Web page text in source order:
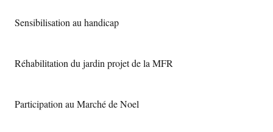
Sensibilisation au handicap
Réhabilitation du jardin projet de la MFR
Participation au Marché de Noel